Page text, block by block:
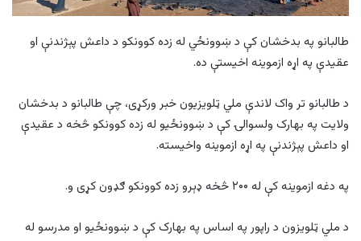
طالبانو په بدخشان کې د ښوونځي له زده کوونکو د داعش پېژندنې او
عقیدې په اړه ازموینه اخیستې ده.
د طالبانو تر واک لاندې ملي ټلویزیون خبر ورکړی، چې طالبانو د بدخشان
ولایت په بهارک ولسوالۍ کې د ښوونځیو له زده‌ کوونکو څخه د عقیدې
او داعش پېژندنې په اړه ازموینه واخیسته.
په دغه ازموینه کې له ۲۰۰ څخه ډېرو زده ‌کوونکو ګډون کړی و.
د ملي ټلویزون د راپور په اساس په بهارک کې د ښوونځيو او مدرسو له